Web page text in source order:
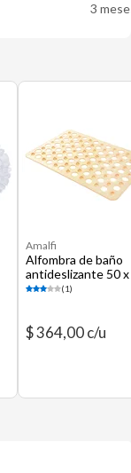
3
Amalfi
Alfombra de baño
antideslizante 50
cm
(1)
$ 364,00 c/u